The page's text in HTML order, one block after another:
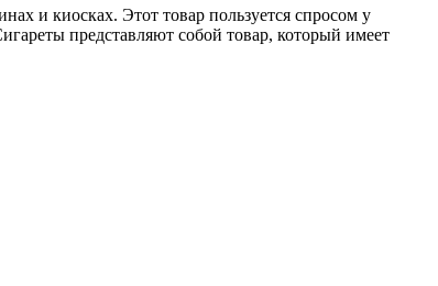
и киосках. Этот товар пользуется спросом у
представляют собой товар, который имеет